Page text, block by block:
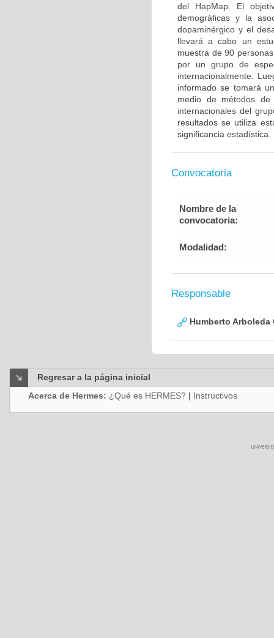
del HapMap. El
demográficas y la
dopaminérgico y el
llevará a cabo un
muestra de 90
por un grupo de
internacionalmente.
informado se tomará
medio de métodos de
internacionales del
resultados se utiliza
significancia estadística.
Convocatoria
Nombre de la
convocatoria:
Modalidad:
Responsable
Humberto Arboleda
Regresar a la página inicial
Acerca de Hermes: ¿Qué es HERMES? | Instructivos